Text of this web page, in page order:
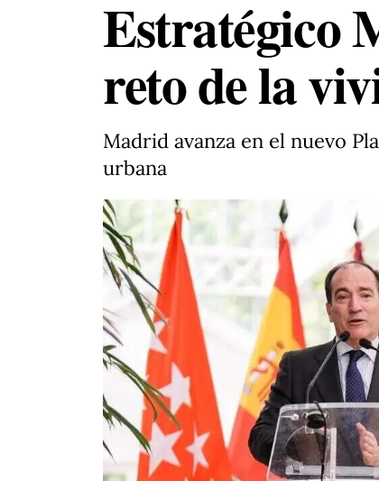
Estratégico
reto de la
Madrid avanza en el nuevo
urbana